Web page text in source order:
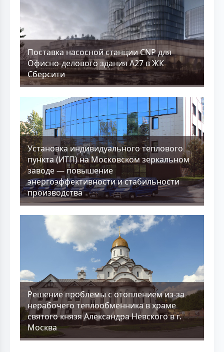
Поставка насосной станции CNP для
Офисно-делового здания А27 в ЖК
Сберсити
Установка индивидуального теплового
пункта (ИТП) на Московском зеркальном
заводе — повышение
энергоэффективности и стабильности
производства
Решение проблемы с отоплением из-за
нерабочего теплообменника в храме
святого князя Александра Невского в г.
Москва